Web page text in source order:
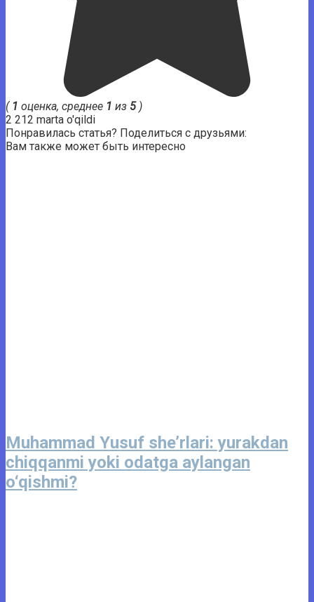
( 1 оценка, среднее 1 из 5)
2 212 marta o'qildi
Понравилась статья? Поделиться с друзьями:
Вам также может быть интересно
Muhammad Yusuf she’rlari: yurakdan
chiqqanmi yoki odatga aylangan
o‘qishmi?